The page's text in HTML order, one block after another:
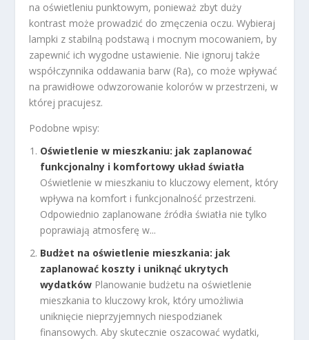
na oświetleniu punktowym, ponieważ zbyt duży
kontrast może prowadzić do zmęczenia oczu. Wybieraj
lampki z stabilną podstawą i mocnym mocowaniem, by
zapewnić ich wygodne ustawienie. Nie ignoruj także
współczynnika oddawania barw (Ra), co może wpływać
na prawidłowe odwzorowanie kolorów w przestrzeni, w
której pracujesz.
Podobne wpisy:
Oświetlenie w mieszkaniu: jak zaplanować
funkcjonalny i komfortowy układ światła
Oświetlenie w mieszkaniu to kluczowy element, który
wpływa na komfort i funkcjonalność przestrzeni.
Odpowiednio zaplanowane źródła światła nie tylko
poprawiają atmosferę w...
Budżet na oświetlenie mieszkania: jak
zaplanować koszty i uniknąć ukrytych
wydatków Planowanie budżetu na oświetlenie
mieszkania to kluczowy krok, który umożliwia
uniknięcie nieprzyjemnych niespodzianek
finansowych. Aby skutecznie oszacować wydatki,